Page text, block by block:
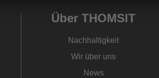
Über THOMSIT
Nachhaltigkeit
Wir über uns
News